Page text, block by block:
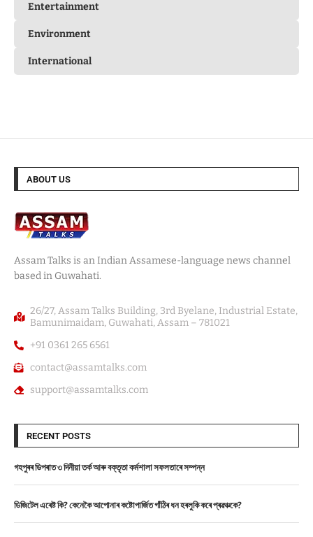
Entertainment
Environment
International
ABOUT US
Assam Talks is an Indian Assamese-language news channel
based in Guwahati.
26/27, Assam Talks Building, 3rd Byelane, Industrial Estate,
Bamunimaidam, Guwahati, Assam – 781021
+91 0361 265 6561
contact@assamtalks.com
support@assamtalks.com
RECENT POSTS
গহপুৰৰ ডিপৰাত ৩ দিনীয়া তৰ্ক আৰু বক্তৃতা কৰ্মশালা সফলতাৰে সম্পন্ন
ডিজিটেল এৰেষ্ট কি? কেনেকৈ আপোনাৰ কষ্টোপাৰ্জিত গাঁঠিৰ ধন হৰলুকি কৰে প্ৰৱঞ্চকে?